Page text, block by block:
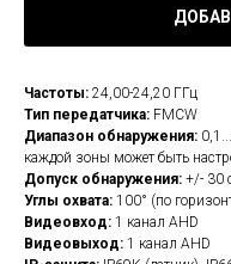
Частоты: 24,00-24,20 ГГц
Тип передатчика: FMCW
Диапазон обнаружения:
каждой зоны может быть
Допуск обнаружения: +/- 30
Углы охвата: 100° (по
Видеовход: 1 канал AHD
Видеовыход: 1 канал AHD